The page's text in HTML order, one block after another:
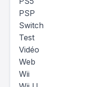
PSP
Switch
Test
Vidéo
Web
Wii